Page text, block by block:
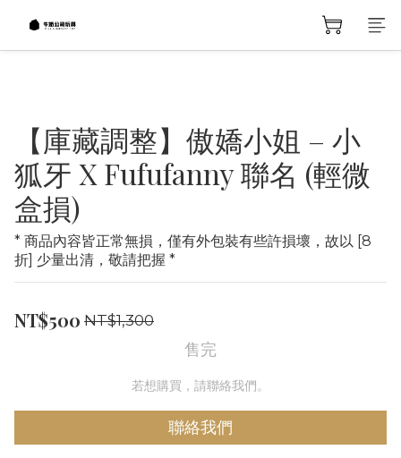
【庫藏調整】傲嬌小姐 – 小
狐牙 X Fufufanny 聯名 (輕微
盒損)
* 商品內容皆正常無損，僅有外包裝有些許損壞，故以 [8
折] 少量出清，敬請把握 *
NT$500 NT$1,300
售完
若想購買，請聯絡我們。
聯絡我們